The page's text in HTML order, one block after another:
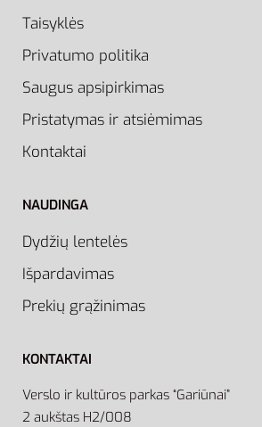
Taisyklės
Privatumo politika
Saugus apsipirkimas
Pristatymas ir atsiėmimas
Kontaktai
NAUDINGA
Dydžių lentelės
Išpardavimas
Prekių grąžinimas
KONTAKTAI
Verslo ir kultūros parkas “Gariūnai”
2 aukštas H2/008